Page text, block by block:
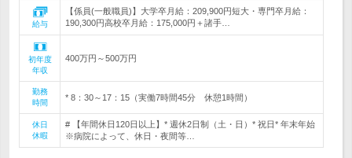
給与
【係員(一般職員)】大学卒月給：209,900円短大・専門卒月給：
190,300円高校卒月給：175,000円＋諸手…
初年度
年収
400万円～500万円
勤務
時間
* 8：30～17：15（実働7時間45分 休憩1時間）
休日
休暇
# 【年間休日120日以上】* 週休2日制（土・日）* 祝日* 年末年始
※病院によって、休日・夜間等…